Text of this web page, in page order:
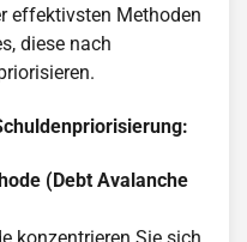
effektivsten Methoden
diese nach
(Debt Avalanche